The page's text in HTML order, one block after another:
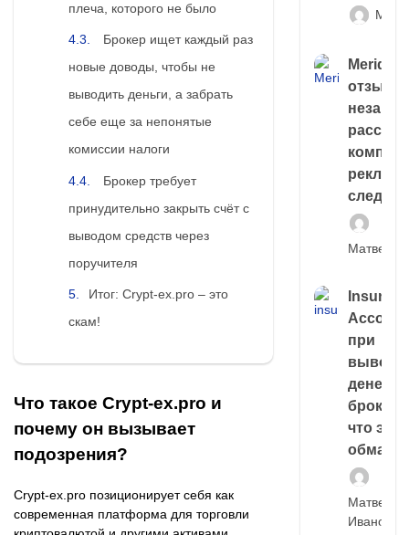
плеча, которого не было
Брокер ищет каждый раз
новые доводы, чтобы не
выводить деньги, а забрать
себе еще за непонятые
комиссии налоги
Брокер требует
принудительно закрыть счёт с
выводом средств через
поручителя
Итог: Crypt-ex.pro – это
скам!
Что такое Crypt-ex.pro и
почему он вызывает
подозрения?
Crypt-ex.pro позиционирует себя как
современная платформа для торговли
следа
Матвей
Account
при
выводе
денег у
что это,
обман?
Матвей
Иванов